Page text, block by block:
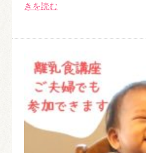
きを読む